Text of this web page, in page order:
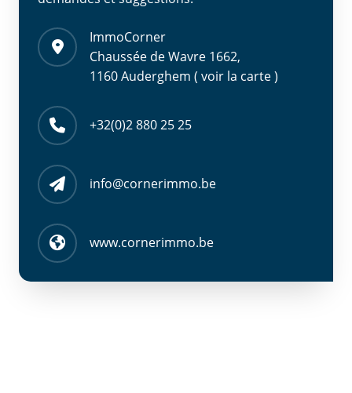
ImmoCorner
Chaussée de Wavre 1662,
1160 Auderghem ( voir la carte )
+32(0)2 880 25 25
info@cornerimmo.be
www.cornerimmo.be